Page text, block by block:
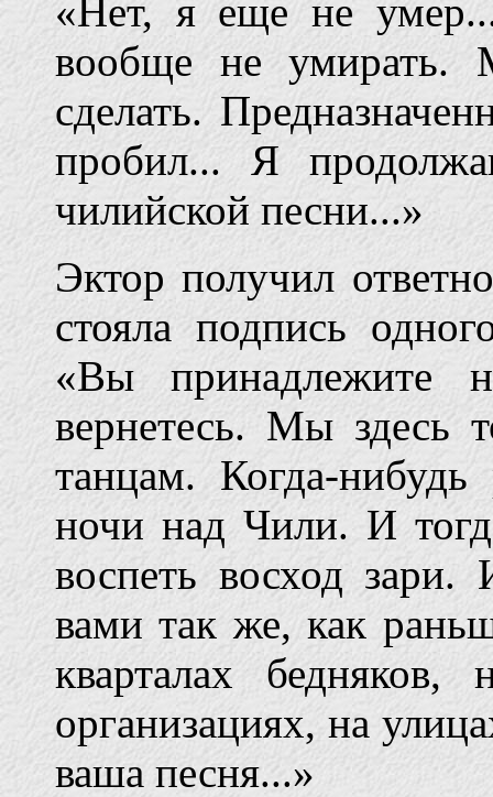
«Нет, я еще не
вообще не
сделать.
пробил... Я
чилийской песни...»
Эктор получил
стояла подпись
«Вы принадлежите
вернетесь. Мы здесь
танцам. Когда-нибудь
ночи над Чили. И
воспеть восход
вами так же, как
кварталах
организациях, на
ваша песня...»